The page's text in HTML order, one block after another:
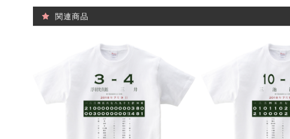
関連商品